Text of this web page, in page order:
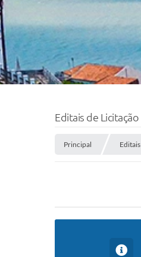
Editais de Licitação
Principal Editais